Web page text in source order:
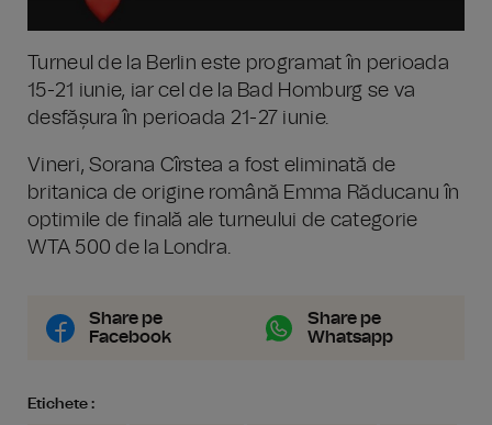
Turneul de la Berlin este programat în perioada
15-21 iunie, iar cel de la Bad Homburg se va
desfășura în perioada 21-27 iunie.
Vineri, Sorana Cîrstea a fost eliminată de
britanica de origine română Emma Răducanu în
optimile de finală ale turneului de categorie
WTA 500 de la Londra.
Share pe
Facebook
Share pe
Whatsapp
Etichete :